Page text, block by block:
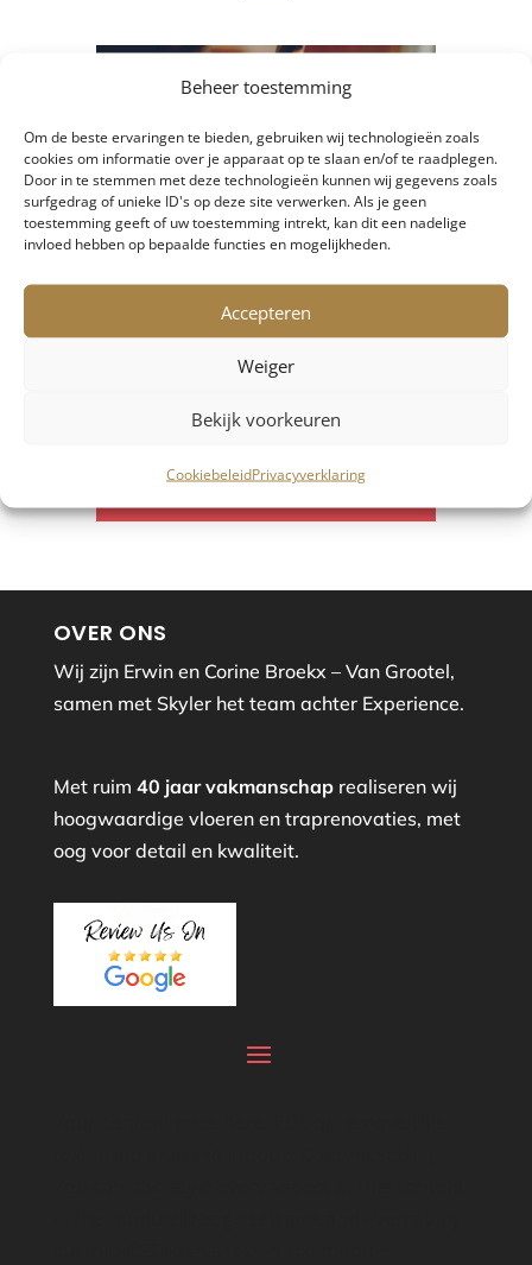
Beheer toestemming
Om de beste ervaringen te bieden, gebruiken wij technologieën zoals
cookies om informatie over je apparaat op te slaan en/of te raadplegen.
Door in te stemmen met deze technologieën kunnen wij gegevens zoals
surfgedrag of unieke ID's op deze site verwerken. Als je geen
toestemming geeft of uw toestemming intrekt, kan dit een nadelige
invloed hebben op bepaalde functies en mogelijkheden.
Accepteren
Weiger
Bekijk voorkeuren
CookiebeleidPrivacyverklaring
OVER ONS
Wij zijn Erwin en Corine Broekx – Van Grootel,
samen met Skyler het team achter Experience.
Met ruim 40 jaar vakmanschaprealiseren wij
hoogwaardige vloeren en traprenovaties, met
oog voor detail en kwaliteit.